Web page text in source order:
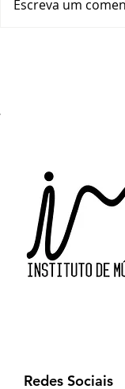
Escreva um
Redes Sociais